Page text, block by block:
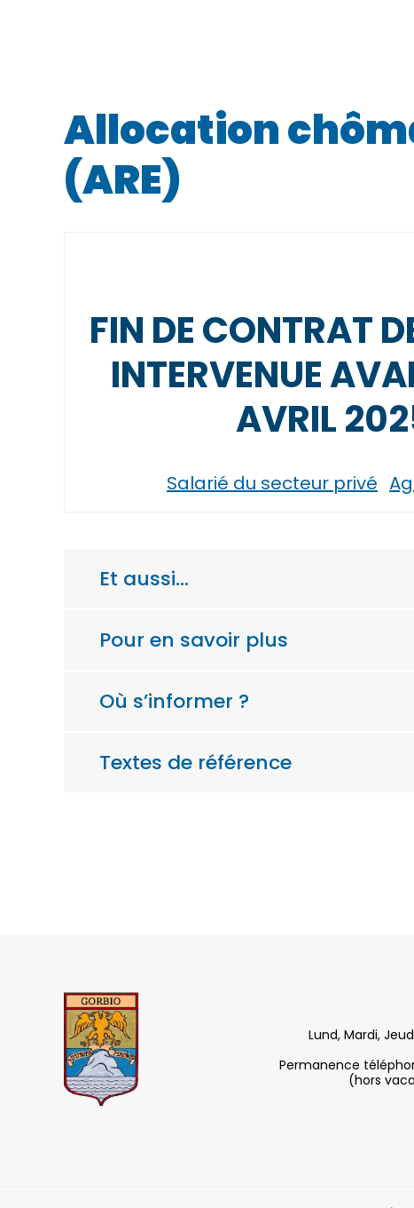
Allocation
(ARE)
FIN DE CONTRAT
INTERVENUE
AVRIL
Salarié du secteur privé
Et aussi…
Pour en savoir plus
Où s’informer ?
Textes de référence
Lund, Mardi,
Permanence
(hors